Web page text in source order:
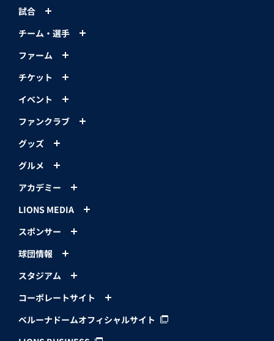
試合
チーム・選手
ファーム
チケット
イベント
ファンクラブ
グッズ
グルメ
アカデミー
LIONS MEDIA
スポンサー
球団情報
スタジアム
コーポレートサイト
ベルーナドームオフィシャルサイト